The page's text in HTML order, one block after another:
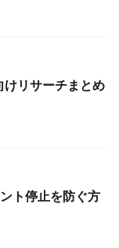
リサーチまとめ
ト停止を防ぐ方